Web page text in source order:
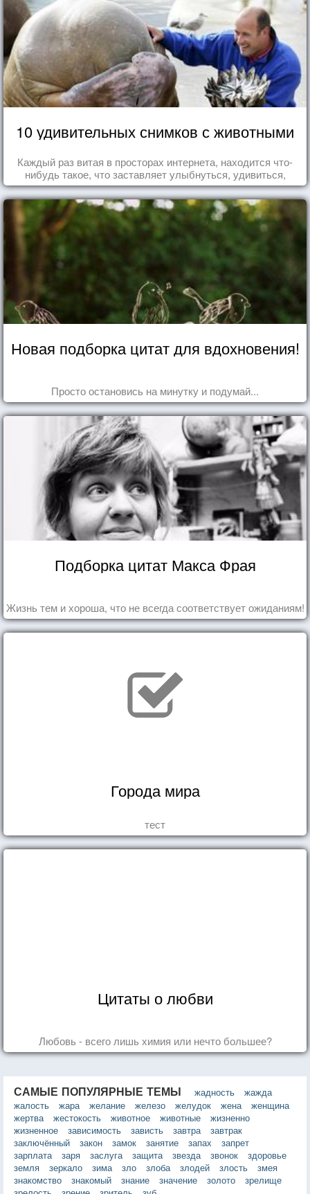
10 удивительных снимков с животными
Каждый раз витая в просторах интернета, находится что-
нибудь такое, что заставляет улыбнуться, удивиться,
восхититься...
Новая подборка цитат для вдохновения!
Просто остановись на минутку и подумай...
Подборка цитат Макса Фрая
Жизнь тем и хороша, что не всегда соответствует ожиданиям!
Города мира
тест
Цитаты о любви
Любовь - всего лишь химия или нечто большее?
САМЫЕ ПОПУЛЯРНЫЕ ТЕМЫ жадность
жажда
жалость
жара желание железо желудок жена
женщина
жертва
жестокость животное животные
жизненно
жизненное
зависимость зависть завтра
завтрак
заключённый
закон замок занятие запах
запрет
зарплата
заря заслуга защита звезда звонок
здоровье
земля
зеркало зима зло злоба злодей злость
змея
знакомство
знакомый знание значение золото
зрелище